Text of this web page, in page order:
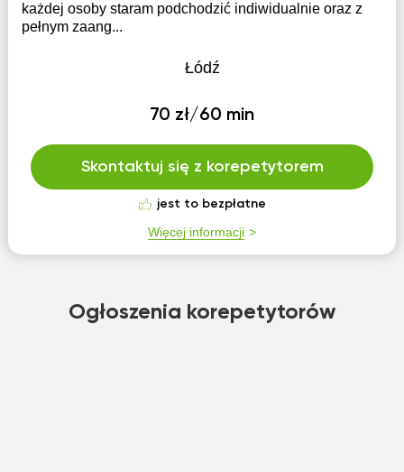
każdej osoby staram podchodzić indiwidualnie oraz z
pełnym zaang...
Łódź
70 zł/60 min
Skontaktuj się z korepetytorem
jest to bezpłatne
Więcej informacji
Ogłoszenia korepetytorów